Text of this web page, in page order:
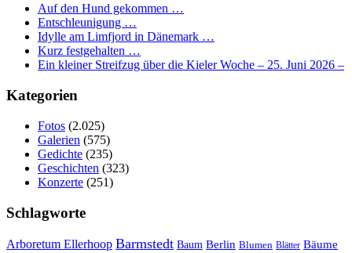
Auf den Hund gekommen …
Entschleunigung …
Idylle am Limfjord in Dänemark …
Kurz festgehalten …
Ein kleiner Streifzug über die Kieler Woche – 25. Juni 2026 –
Kategorien
Fotos (2.025)
Galerien (575)
Gedichte (235)
Geschichten (323)
Konzerte (251)
Schlagworte
Arboretum Ellerhoop Barmstedt Baum Berlin Blumen Blätter Bäume